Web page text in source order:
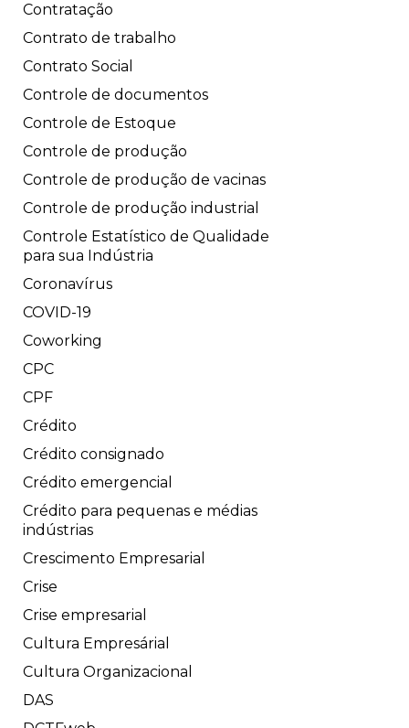
Contratação
Contrato de trabalho
Contrato Social
Controle de documentos
Controle de Estoque
Controle de produção
Controle de produção de vacinas
Controle de produção industrial
Controle Estatístico de Qualidade
para sua Indústria
Coronavírus
COVID-19
Coworking
CPC
CPF
Crédito
Crédito consignado
Crédito emergencial
Crédito para pequenas e médias
indústrias
Crescimento Empresarial
Crise
Crise empresarial
Cultura Empresárial
Cultura Organizacional
DAS